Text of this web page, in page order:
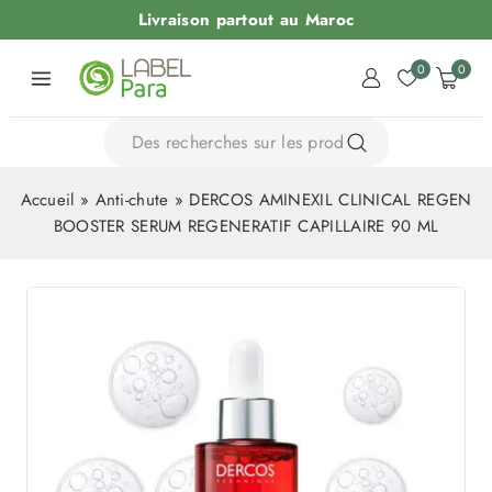
Livraison partout au Maroc
0 0
Accueil » Anti-chute » DERCOS AMINEXIL CLINICAL REGEN
BOOSTER SERUM REGENERATIF CAPILLAIRE 90 ML